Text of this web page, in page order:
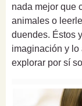
nada mejor que
animales o
duendes. Éstos
imaginación y lo
explorar por sí